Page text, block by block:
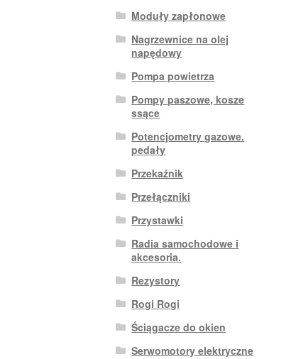
Moduły zapłonowe
Nagrzewnice na olej
napędowy
Pompa powietrza
Pompy paszowe, kosze
ssące
Potencjometry gazowe.
pedały
Przekaźnik
Przełączniki
Przystawki
Radia samochodowe i
akcesoria.
Rezystory
Rogi Rogi
Ściągacze do okien
Serwomotory elektryczne